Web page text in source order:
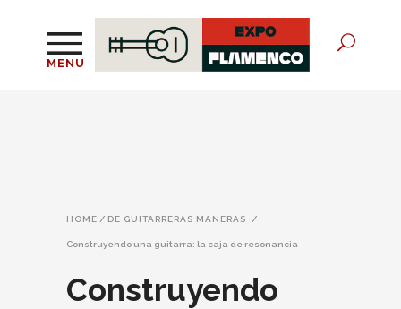
MENU
HOME / DE GUITARRERAS MANERAS /
Construyendo una guitarra: la caja de resonancia
Construyendo